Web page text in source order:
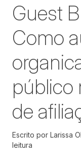
Guest
Como
público
de
Escrito por Larissa
leitura